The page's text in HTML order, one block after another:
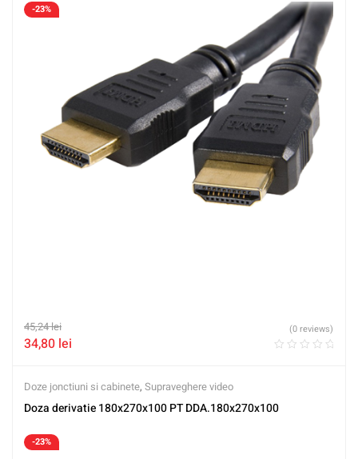
-23%
45,24lei
34,80 lei
(0 reviews)
Doze jonctiuni si cabinete, Supraveghere video
Doza derivatie 180x270x100 PT DDA.180x270x100
-23%